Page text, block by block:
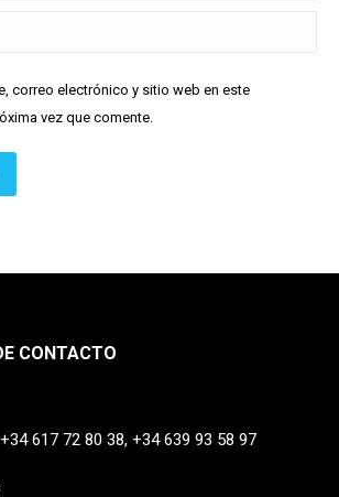
correo electrónico y sitio web en este
vez que comente.
CONTACTO
617 72 80 38, +34 639 93 58 97